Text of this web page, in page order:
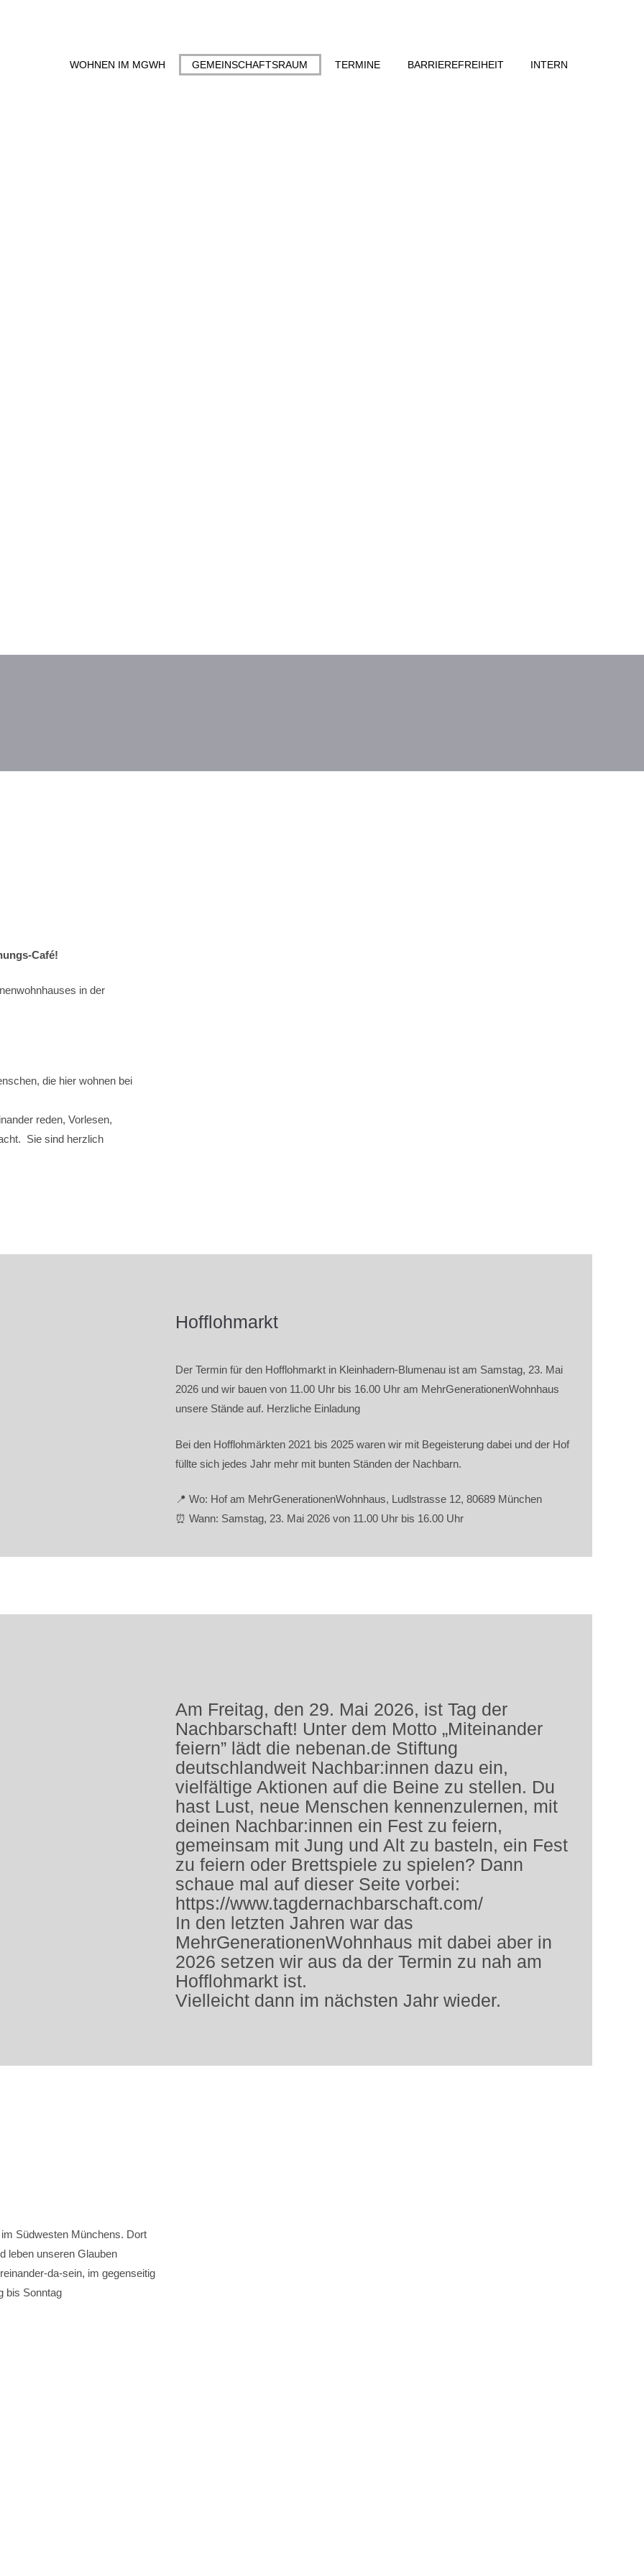
WOHNEN IM MGWH GEMEINSCHAFTSRAUM TERMINE BARRIEREFREIHEIT INTERN
Café!
in der
die hier wohnen bei
reden, Vorlesen,
Sie sind herzlich
Hofflohmarkt
Der Termin für den Hofflohmarkt in Kleinhadern-Blumenau ist am Samstag, 23. Mai
2026 und wir bauen von 11.00 Uhr bis 16.00 Uhr am MehrGenerationenWohnhaus
unsere Stände auf. Herzliche Einladung
Bei den Hofflohmärkten 2021 bis 2025 waren wir mit Begeisterung dabei und der Hof
füllte sich jedes Jahr mehr mit bunten Ständen der Nachbarn.
📍 Wo: Hof am MehrGenerationenWohnhaus, Ludlstrasse 12, 80689 München
⏰ Wann: Samstag, 23. Mai 2026 von 11.00 Uhr bis 16.00 Uhr
Am Freitag, den 29. Mai 2026, ist Tag der
Nachbarschaft! Unter dem Motto „Miteinander
feiern” lädt die nebenan.de Stiftung
deutschlandweit Nachbar:innen dazu ein,
vielfältige Aktionen auf die Beine zu stellen. Du
hast Lust, neue Menschen kennenzulernen, mit
deinen Nachbar:innen ein Fest zu feiern,
gemeinsam mit Jung und Alt zu basteln, ein Fest
zu feiern oder Brettspiele zu spielen? Dann
schaue mal auf dieser Seite vorbei:
https://www.tagdernachbarschaft.com/
In den letzten Jahren war das
MehrGenerationenWohnhaus mit dabei aber in
2026 setzen wir aus da der Termin zu nah am
Hofflohmarkt ist.
Vielleicht dann im nächsten Jahr wieder.
Südwesten Münchens. Dort
leben unseren Glauben
da-sein, im gegenseitig
bis Sonntag